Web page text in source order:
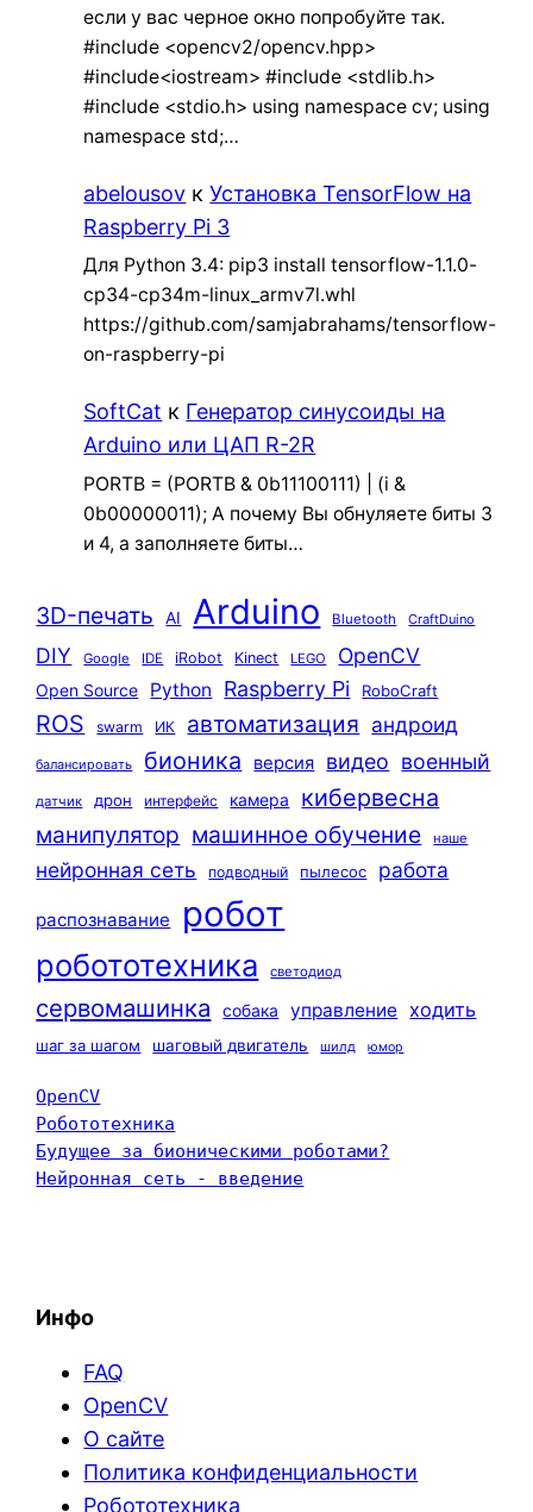
если у вас черное окно попробуйте так.
#include <opencv2/opencv.hpp>
#include<iostream> #include <stdlib.h>
#include <stdio.h> using namespace cv; using
namespace std;…
abelousov кУстановка TensorFlow на
Raspberry Pi 3
Для Python 3.4: pip3 install tensorflow-1.1.0-
cp34-cp34m-linux_armv7l.whl
https://github.com/samjabrahams/tensorflow-
on-raspberry-pi
SoftCat к Генератор синусоиды на
Arduino или ЦАП R-2R
PORTB = (PORTB & 0b11100111) | (i &
0b00000011); А почему Вы обнуляете биты 3
и 4, а заполняете биты…
3D-печать AI Arduino Bluetooth CraftDuino
DIY Google IDE iRobot Kinect LEGO OpenCV
Open Source Python Raspberry Pi RoboCraft
ROS swarm ИК автоматизация андроид
балансировать бионика версия видео военный
датчик дрон интерфейс камера кибервесна
манипулятор машинное обучение наше
нейронная сеть подводный пылесос работа
распознавание робот
робототехника светодиод
сервомашинка собака управление ходить
шаг за шагом шаговый двигатель шилд юмор
OpenCV
Робототехника
Будущее за бионическими роботами?
Нейронная сеть - введение
Инфо
FAQ
OpenCV
О сайте
Политика конфиденциальности
Робототехника